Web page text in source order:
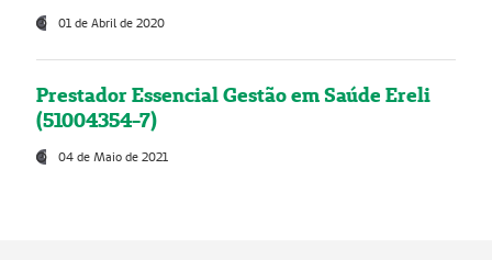
01 de Abril de 2020
Prestador Essencial Gestão em Saúde Ereli
(51004354-7)
04 de Maio de 2021